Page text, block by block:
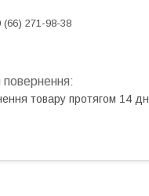
(66) 271-98-38
товару протягом 14